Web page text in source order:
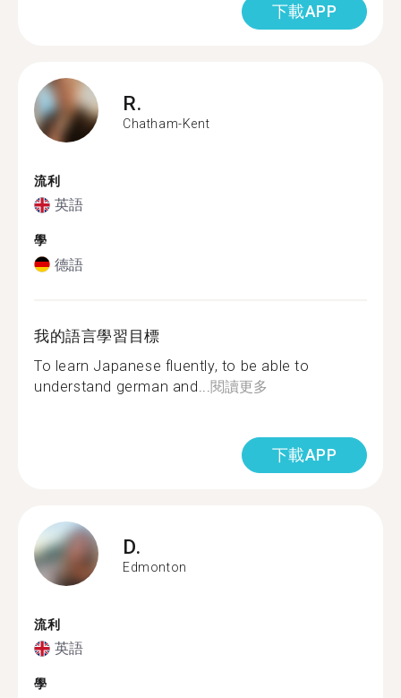
下載APP
R.
Chatham-Kent
流利
英語
學
德語
我的語言學習目標
To learn Japanese fluently, to be able to
understand german and... 閱讀更多
下載APP
D.
Edmonton
流利
英語
學